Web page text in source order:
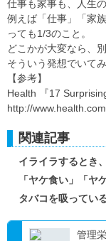
仕事も家事も、人生
例えば「仕事」「家
っても1/3のこと。
どこかが大変なら、
そういう発想でいて
【参考】
Health 『17
http://
関連記事
イライラするとき
「ヤケ食い」「ヤ
タバコを吸ってい
管理